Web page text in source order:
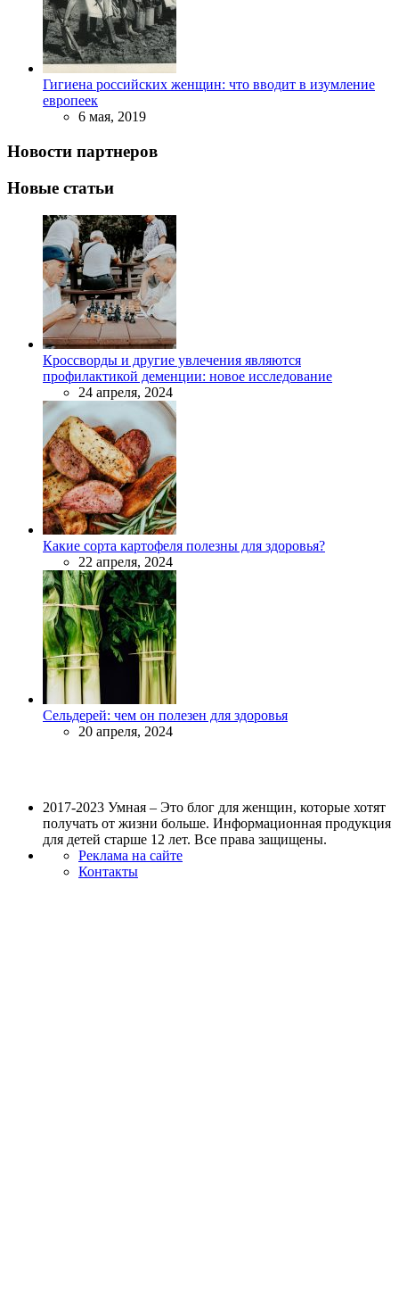
Гигиена российских женщин: что вводит в изумление
европеек
6 мая, 2019
Новости партнеров
Новые статьи
Кроссворды и другие увлечения являются
профилактикой деменции: новое исследование
24 апреля, 2024
Какие сорта картофеля полезны для здоровья?
22 апреля, 2024
Сельдерей: чем он полезен для здоровья
20 апреля, 2024
2017-2023 Умная – Это блог для женщин, которые хотят
получать от жизни больше. Информационная продукция
для детей старше 12 лет. Все права защищены.
Реклама на сайте
Контакты